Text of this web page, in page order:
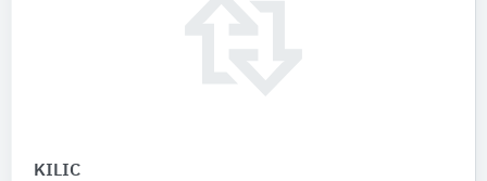
KILIC